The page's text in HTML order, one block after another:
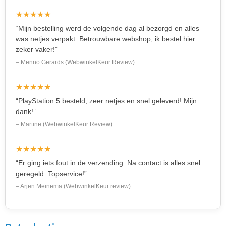
★★★★★
“Mijn bestelling werd de volgende dag al bezorgd en alles
was netjes verpakt. Betrouwbare webshop, ik bestel hier
zeker vaker!”
– Menno Gerards (WebwinkelKeur Review)
★★★★★
“PlayStation 5 besteld, zeer netjes en snel geleverd! Mijn
dank!”
– Martine (WebwinkelKeur Review)
★★★★★
“Er ging iets fout in de verzending. Na contact is alles snel
geregeld. Topservice!”
– Arjen Meinema (WebwinkelKeur review)